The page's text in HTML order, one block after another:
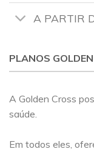
A PARTIR
PLANOS
A Golden Cross
saúde.
Em todos eles,